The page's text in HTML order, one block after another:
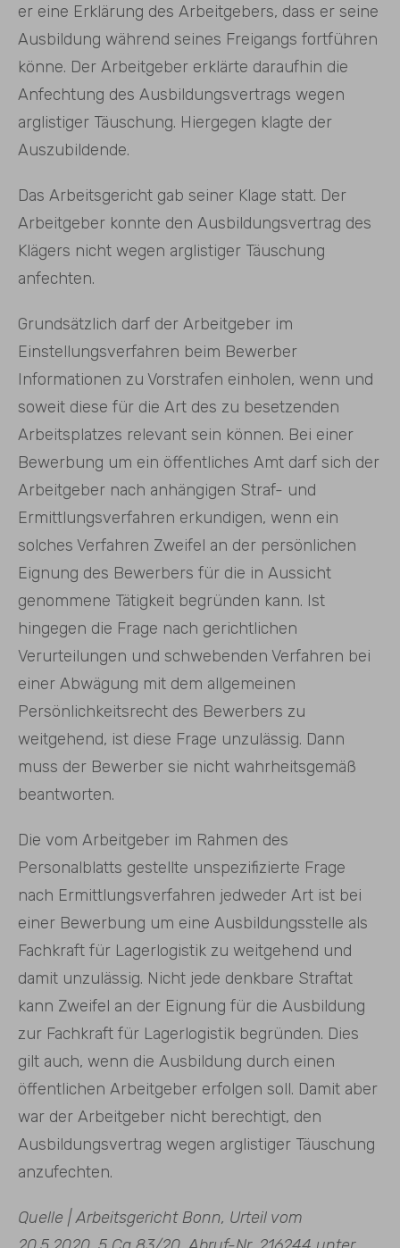
er eine Erklärung des Arbeitgebers, dass er seine
Ausbildung während seines Freigangs fortführen
könne. Der Arbeitgeber erklärte daraufhin die
Anfechtung des Ausbildungsvertrags wegen
arglistiger Täuschung. Hiergegen klagte der
Auszubildende.
Das Arbeitsgericht gab seiner Klage statt. Der
Arbeitgeber konnte den Ausbildungsvertrag des
Klägers nicht wegen arglistiger Täuschung
anfechten.
Grundsätzlich darf der Arbeitgeber im
Einstellungsverfahren beim Bewerber
Informationen zu Vorstrafen einholen, wenn und
soweit diese für die Art des zu besetzenden
Arbeitsplatzes relevant sein können. Bei einer
Bewerbung um ein öffentliches Amt darf sich der
Arbeitgeber nach anhängigen Straf- und
Ermittlungsverfahren erkundigen, wenn ein
solches Verfahren Zweifel an der persönlichen
Eignung des Bewerbers für die in Aussicht
genommene Tätigkeit begründen kann. Ist
hingegen die Frage nach gerichtlichen
Verurteilungen und schwebenden Verfahren bei
einer Abwägung mit dem allgemeinen
Persönlichkeitsrecht des Bewerbers zu
weitgehend, ist diese Frage unzulässig. Dann
muss der Bewerber sie nicht wahrheitsgemäß
beantworten.
Die vom Arbeitgeber im Rahmen des
Personalblatts gestellte unspezifizierte Frage
nach Ermittlungsverfahren jedweder Art ist bei
einer Bewerbung um eine Ausbildungsstelle als
Fachkraft für Lagerlogistik zu weitgehend und
damit unzulässig. Nicht jede denkbare Straftat
kann Zweifel an der Eignung für die Ausbildung
zur Fachkraft für Lagerlogistik begründen. Dies
gilt auch, wenn die Ausbildung durch einen
öffentlichen Arbeitgeber erfolgen soll. Damit aber
war der Arbeitgeber nicht berechtigt, den
Ausbildungsvertrag wegen arglistiger Täuschung
anzufechten.
Quelle | Arbeitsgericht Bonn, Urteil vom